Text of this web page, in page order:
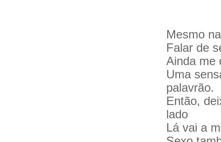
Mesmo
Falar de
Ainda me
Uma
palavrão.
Então,
lado
Lá vai a